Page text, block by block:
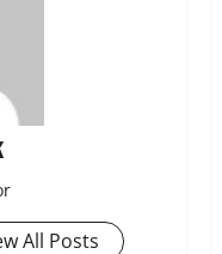
All Posts